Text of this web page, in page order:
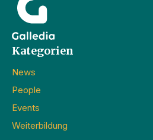
Kategorien
News
People
Events
Weiterbildung